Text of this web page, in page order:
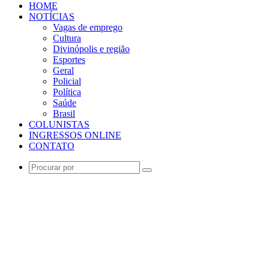
HOME
NOTÍCIAS
Vagas de emprego
Cultura
Divinópolis e região
Esportes
Geral
Policial
Política
Saúde
Brasil
COLUNISTAS
INGRESSOS ONLINE
CONTATO
Procurar